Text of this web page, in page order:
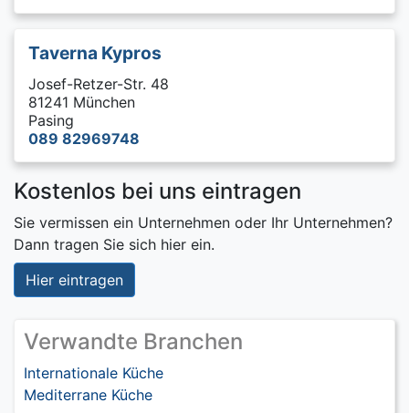
Taverna Kypros
Josef-Retzer-Str. 48
81241 München
Pasing
089 82969748
Kostenlos bei uns eintragen
Sie vermissen ein Unternehmen oder Ihr Unternehmen?
Dann tragen Sie sich hier ein.
Hier eintragen
Verwandte Branchen
Internationale Küche
Mediterrane Küche